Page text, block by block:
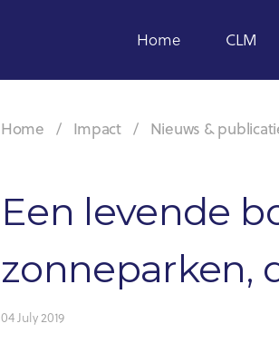
Home CLM
Home Impact Nieuws &
Een levende
zonneparken,
04 July 2019